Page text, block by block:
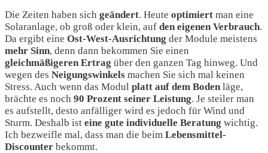
Die Zeiten haben sich geändert. Heute optimiert man eine
Solaranlage, ob groß oder klein, auf den eigenen Verbrauch.
Da ergibt eine Ost-West-Ausrichtung der Module meistens
mehr Sinn, denn dann bekommen Sie einen
gleichmäßigeren Ertrag über den ganzen Tag hinweg. Und
wegen des Neigungswinkels machen Sie sich mal keinen
Stress. Auch wenn das Modul platt auf dem Boden läge,
brächte es noch 90 Prozent seiner Leistung. Je steiler man
es aufstellt, desto anfälliger wird es jedoch für Wind und
Sturm. Deshalb ist eine gute individuelle Beratung wichtig.
Ich bezweifle mal, dass man die beim Lebensmittel-
Discounter bekommt.